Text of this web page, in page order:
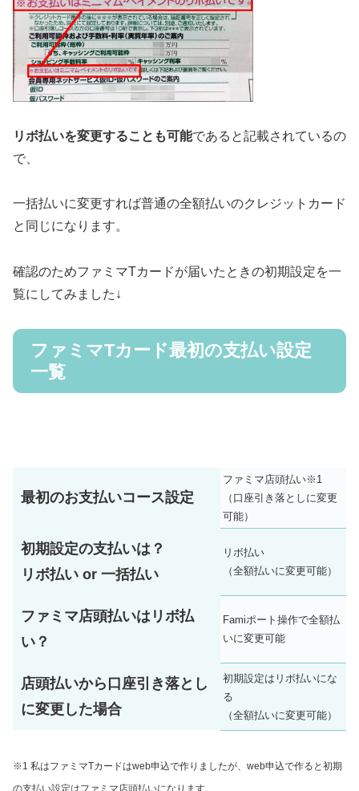
リボ払いを変更することも可能であると記載されているの
で、
一括払いに変更すれば普通の全額払いのクレジットカード
と同じになります。
確認のためファミマTカードが届いたときの初期設定を一
覧にしてみました↓
ファミマTカード最初の支払い設定
一覧
最初のお支払いコース設定
ファミマ店頭払い※1
（口座引き落としに変更
可能）
初期設定の支払いは？
リボ払い or 一括払い
リボ払い
（全額払いに変更可能）
ファミマ店頭払いはリボ払
い？
Famiポート操作で全額払
いに変更可能
店頭払いから口座引き落とし
に変更した場合
初期設定はリボ払いにな
る
（全額払いに変更可能）
※1 私はファミマTカードはweb申込で作りましたが、web申込で作ると初期
の支払い設定はファミマ店頭払いになります。